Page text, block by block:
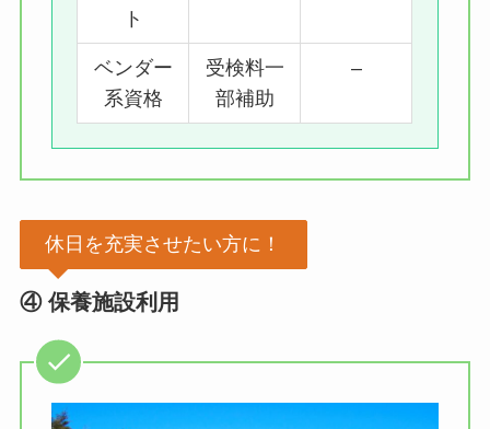
ト
ベンダー
系資格
受検料一
部補助
–
休日を充実させたい方に！
④ 保養施設利用